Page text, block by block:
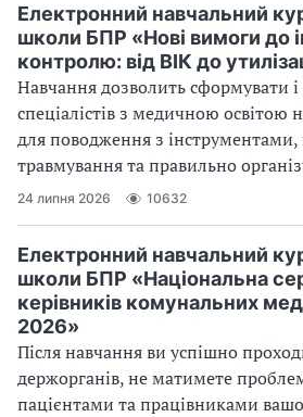
Електронний навчальний
школи БПР «Нові вимоги до
контролю: від ВІК до
Навчання дозволить сформувати
спеціалістів з медичною освітою
для поводження з інструментами,
травмування та правильно
24 липня 2026 10632
Електронний навчальний
школи БПР «Національна
керівників комунальних
2026»
Після навчання ви успішно
держорганів, не матимете
пацієнтами та працівниками